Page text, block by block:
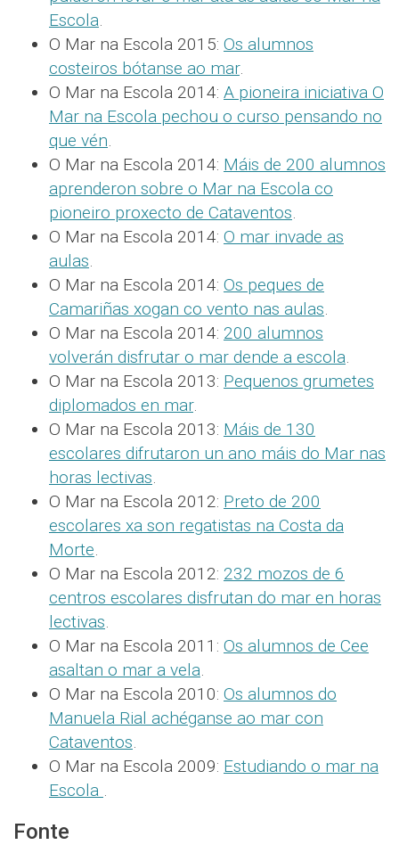
Escola.
O Mar na Escola 2015: Os alumnos
costeiros bótanse ao mar.
O Mar na Escola 2014: A pioneira iniciativa O
Mar na Escola pechou o curso pensando no
que vén.
O Mar na Escola 2014: Máis de 200 alumnos
aprenderon sobre o Mar na Escola co
pioneiro proxecto de Cataventos.
O Mar na Escola 2014: O mar invade as
aulas.
O Mar na Escola 2014: Os peques de
Camariñas xogan co vento nas aulas.
O Mar na Escola 2014: 200 alumnos
volverán disfrutar o mar dende a escola.
O Mar na Escola 2013: Pequenos grumetes
diplomados en mar.
O Mar na Escola 2013: Máis de 130
escolares difrutaron un ano máis do Mar nas
horas lectivas.
O Mar na Escola 2012: Preto de 200
escolares xa son regatistas na Costa da
Morte.
O Mar na Escola 2012: 232 mozos de 6
centros escolares disfrutan do mar en horas
lectivas.
O Mar na Escola 2011: Os alumnos de Cee
asaltan o mar a vela.
O Mar na Escola 2010: Os alumnos do
Manuela Rial achéganse ao mar con
Cataventos.
O Mar na Escola 2009: Estudiando o mar na
Escola .
Fonte